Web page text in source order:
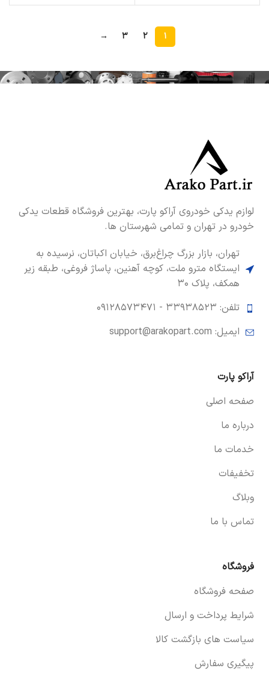
۱ ۲ ۳ →
لوازم یدکی خودروی آراکو پارت، بهترین فروشگاه قطعات یدکی
خودرو در تهران و تمامی شهرستان ها.
تهران، بازار بزرگ چراغ‌برق، خیابان اکباتان، نرسیده به
ایستگاه مترو ملت، کوچه آهنین، پاساژ فروغی، طبقه زیر
همکف، پلاک ۳۰
تلفن: ۳۳۹۳۸۵۲۳ -
۰۹۱۲۸۵۷۳۴۷۱
ایمیل: support@arakopart.com
آراکو پارت
صفحه اصلی
درباره ما
خدمات ما
تخفیفات
وبلاگ
تماس با ما
فروشگاه
صفحه فروشگاه
شرایط پرداخت و ارسال
سیاست های بازگشت کالا
پیگیری سفارش